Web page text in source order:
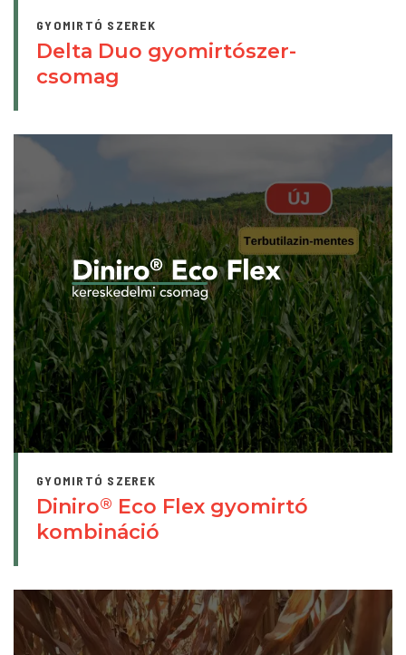
GYOMIRTÓ SZEREK
Delta Duo gyomirtószer-
csomag
GYOMIRTÓ SZEREK
Diniro® Eco Flex gyomirtó
kombináció